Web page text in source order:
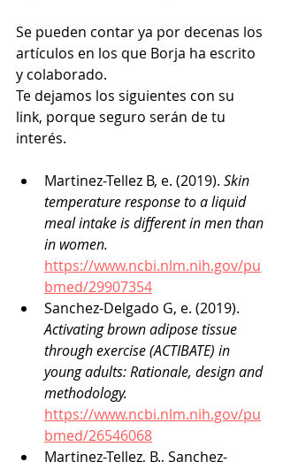
Se pueden contar ya por decenas los
artículos en los que Borja ha escrito
y colaborado.
Te dejamos los siguientes con su
link, porque seguro serán de tu
interés.
Martinez-Tellez B, e. (2019). Skin
temperature response to a liquid
meal intake is different in men than
in women.
https://www.ncbi.nlm.nih.gov/pu
bmed/29907354
Sanchez-Delgado G, e. (2019).
Activating brown adipose tissue
through exercise (ACTIBATE) in
young adults: Rationale, design and
methodology.
https://www.ncbi.nlm.nih.gov/pu
bmed/26546068
Martinez-Tellez, B., Sanchez-